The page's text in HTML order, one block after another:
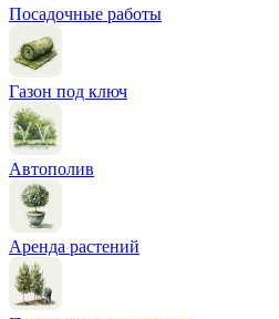
Посадочные работы
Газон под ключ
Автополив
Аренда растений